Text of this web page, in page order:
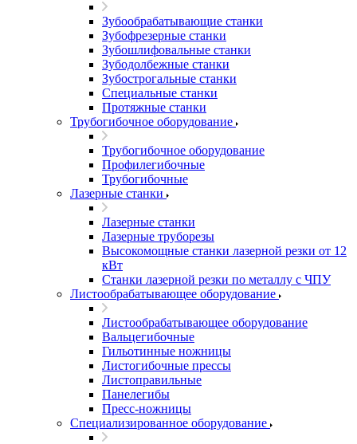
Зубообрабатывающие станки
Зубофрезерные станки
Зубошлифовальные станки
Зубодолбежные станки
Зубострогальные станки
Специальные станки
Протяжные станки
Трубогибочное оборудование
Трубогибочное оборудование
Профилегибочные
Трубогибочные
Лазерные станки
Лазерные станки
Лазерные труборезы
Высокомощные станки лазерной резки от 12
кВт
Станки лазерной резки по металлу с ЧПУ
Листообрабатывающее оборудование
Листообрабатывающее оборудование
Вальцегибочные
Гильотинные ножницы
Листогибочные прессы
Листоправильные
Панелегибы
Пресс-ножницы
Специализированное оборудование